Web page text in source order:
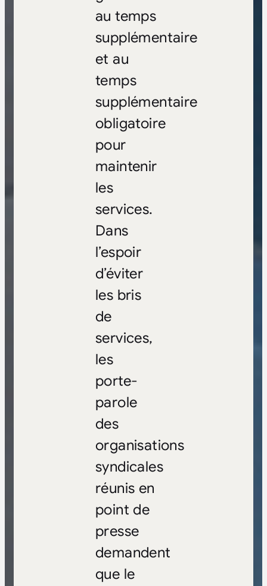
au temps
supplémentaire
et au
temps
supplémentaire
obligatoire
pour
maintenir
les
services.
Dans
l’espoir
d’éviter
les bris
de
services,
les
porte-
parole
des
organisations
syndicales
réunis en
point de
presse
demandent
que le